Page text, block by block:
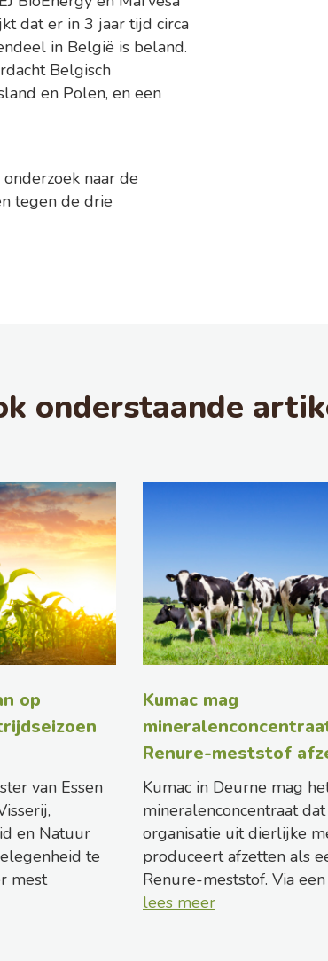
dat er in 3 jaar tijd circa
in België is beland.
Belgisch
en Polen, en een
naar de
tegen de drie
onderstaande
op
van Essen
en Natuur
te
mest
Kumac mag
Renure-meststof
Kumac in Deurne mag
mineralenconcentraat
organisatie uit dierlijke
produceert afzetten als
Renure-meststof. Via
lees meer